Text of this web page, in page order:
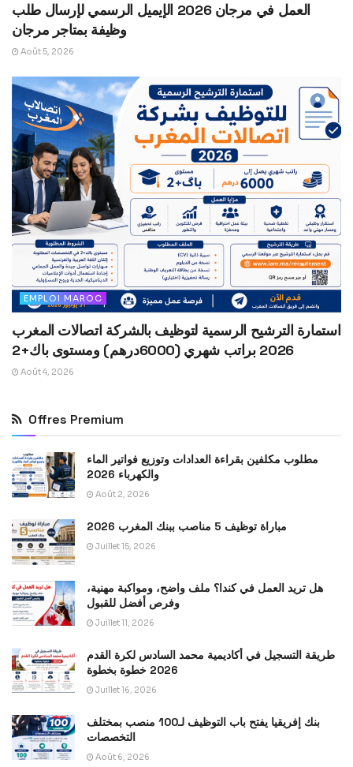
العمل في مرجان 2026 الإيميل الرسمي لإرسال طلب
وظيفة بمتاجر مرجان
Août 5, 2026
EMPLOI MAROC
استمارة الترشيح الرسمية لتوظيف بالشركة اتصالات المغرب
2026 براتب شهري (6000درهم) ومستوى باك+2
Août 4, 2026
Offres Premium
مطلوب مكلفين بقراءة العدادات وتوزيع فواتير الماء
والكهرباء 2026
Août 2, 2026
مباراة توظيف 5 مناصب ببنك المغرب 2026
Juillet 15, 2026
هل تريد العمل في كندا؟ ملف واضح، ومواكبة مهنية،
وفرص أفضل للقبول
Juillet 11, 2026
طريقة التسجيل في أكاديمية محمد السادس لكرة القدم
2026 خطوة بخطوة
Juillet 16, 2026
بنك إفريقيا يفتح باب التوظيف لـ100 منصب بمختلف
التخصصات
Août 6, 2026